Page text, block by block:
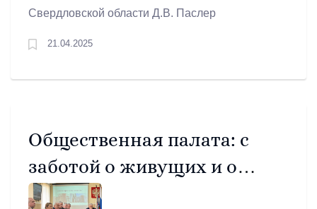
Свердловской области Д.В. Паслер
21.04.2025
Общественная палата: с
заботой о живущих и о
доброй памяти ушедших